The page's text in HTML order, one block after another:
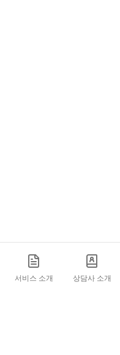
서비스 소개 상담사 소개